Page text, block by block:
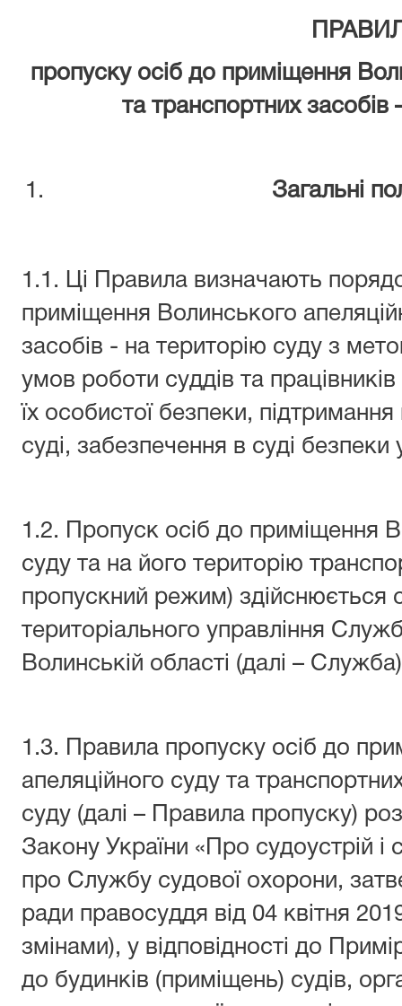
пропуску осіб до приміщення
та транспортних засобів
Загальні
1.1. Ці Правила визначають
приміщення Волинського
засобів - на територію суду з
умов роботи суддів та
їх особистої безпеки,
суді, забезпечення в суді
1.2. Пропуск осіб до приміщення
суду та на його територію
пропускний режим) здійснюється
територіального управління
Волинській області (далі –
1.3. Правила пропуску осіб до
апеляційного суду та
суду (далі – Правила пропуску)
Закону України «Про судоустрій і
про Службу судової охорони,
ради правосуддя від 04 квітня
змінами), у відповідності до
до будинків (приміщень) судів,